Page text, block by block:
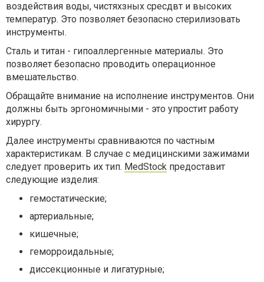
воздействия воды, чистяхзных сресдвт и высоких
температур. Это позволяет безопасно стерилизовать
инструменты.
Сталь и титан - гипоаллергенные материалы. Это
позволяет безопасно проводить операционное
вмешательство.
Обращайте внимание на исполнение инструментов. Они
должны быть эргономичными - это упростит работу
хирургу.
Далее инструменты сравниваются по частным
характеристикам. В случае с медицинскими зажимами
следует проверить их тип. MedStock предоставит
следующие изделия:
гемостатические;
артериальные;
кишечные;
геморроидальные;
диссекционные и лигатурные;